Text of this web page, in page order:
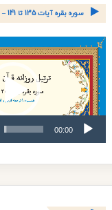
سوره بقره آیات 135 تا 141 – پایان جزء یکم
نمایشگر
ویدیو
00:00